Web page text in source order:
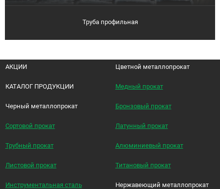
Труба профильная
АКЦИИ
КАТАЛОГ ПРОДУКЦИИ
Черный металлопрокат
Сортовой прокат
Трубный прокат
Листовой прокат
Инструментальная сталь
Цветной металлопрокат
Медный прокат
Бронзовый прокат
Латунный прокат
Алюминиевый прокат
Титановый прокат
Нержавеющий металлопрокат